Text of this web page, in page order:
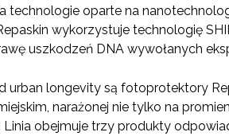
technologie oparte na
wykorzystuje technologię
uszkodzeń DNA wywołanych
urban longevity są fotoprotektory
narażonej nie tylko na
obejmuje trzy produkty